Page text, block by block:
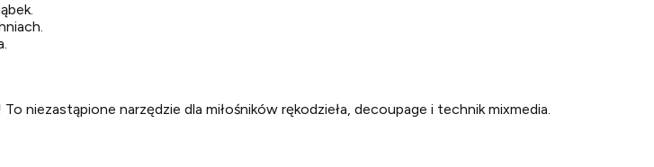
To niezastąpione narzędzie dla miłośników rękodzieła, decoupage i technik mixmedia.